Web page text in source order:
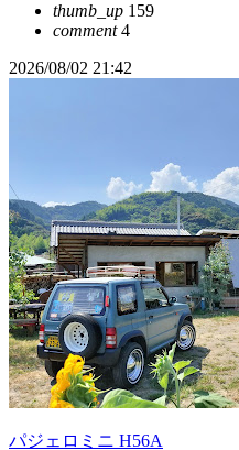
thumb_up 159
comment4
2026/08/02 21:42
パジェロミニ H56A